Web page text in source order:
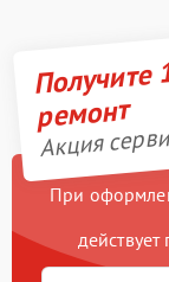
ремонт
Акция
При